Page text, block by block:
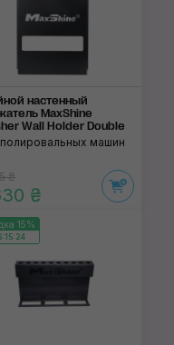
настенный
MaxShine
Wall Holder Double
машин
₴
₴
15%